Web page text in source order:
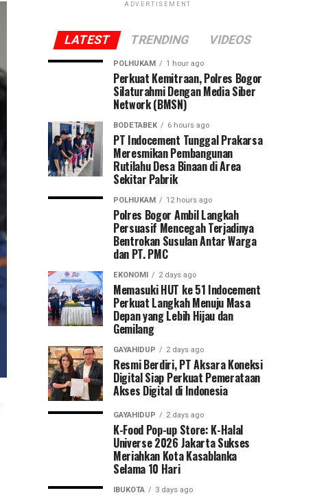
ADVERTISEMENT
LATEST TRENDING VIDEOS
POLHUKAM 1 hour ago
Perkuat Kemitraan, Polres Bogor
Silaturahmi Dengan Media Siber
Network (BMSN)
BODETABEK 6 hours ago
PT Indocement Tunggal Prakarsa
Meresmikan Pembangunan
Rutilahu Desa Binaan di Area
Sekitar Pabrik
POLHUKAM 12 hours ago
Polres Bogor Ambil Langkah
Persuasif Mencegah Terjadinya
Bentrokan Susulan Antar Warga
dan PT. PMC
EKONOMI 2 days ago
Memasuki HUT ke 51 Indocement
Perkuat Langkah Menuju Masa
Depan yang Lebih Hijau dan
Gemilang
GAYAHIDUP 2 days ago
Resmi Berdiri, PT Aksara Koneksi
Digital Siap Perkuat Pemerataan
Akses Digital di Indonesia
GAYAHIDUP 2 days ago
K-Food Pop-up Store: K-Halal
Universe 2026 Jakarta Sukses
Meriahkan Kota Kasablanka
Selama 10 Hari
IBUKOTA 3 days ago